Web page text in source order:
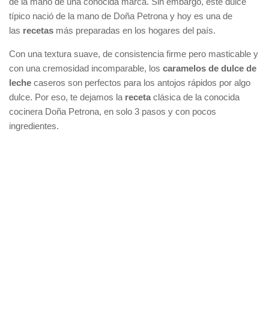
típico nació de la mano de Doña Petrona y hoy es una de
las recetas más preparadas en los hogares del país.
Con una textura suave, de consistencia firme pero masticable y
con una cremosidad incomparable, los caramelos de dulce de
leche caseros son perfectos para los antojos rápidos por algo
dulce. Por eso, te dejamos la receta clásica de la conocida
cocinera Doña Petrona, en solo 3 pasos y con pocos
ingredientes.